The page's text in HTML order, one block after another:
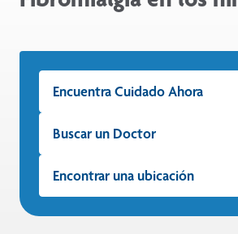
Encuentra Cuidado Ahora
Buscar un Doctor
Encontrar una ubicación